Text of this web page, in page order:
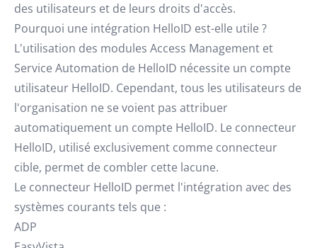
des utilisateurs et de leurs droits d'accès.
Pourquoi une intégration HelloID est-elle utile ?
L'utilisation des modules Access Management et
Service Automation de HelloID nécessite un compte
utilisateur HelloID. Cependant, tous les utilisateurs de
l'organisation ne se voient pas attribuer
automatiquement un compte HelloID. Le connecteur
HelloID, utilisé exclusivement comme connecteur
cible, permet de combler cette lacune.
Le connecteur HelloID permet l'intégration avec des
systèmes courants tels que :
ADP